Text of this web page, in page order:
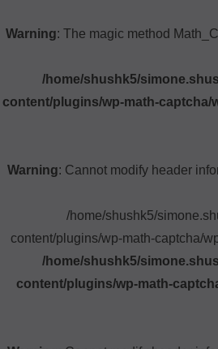
Warning: The magic method
/home/shushk5/
content/plugins/wp-math-captcha/
Warning: Cannot modify header
/home/shushk5/
content/plugins/wp-math-captcha/
/home/shushk5/
content/plugins/wp-math-